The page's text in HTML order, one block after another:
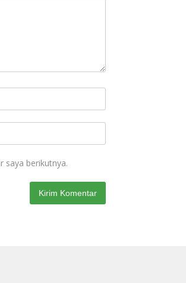
saya berikutnya.